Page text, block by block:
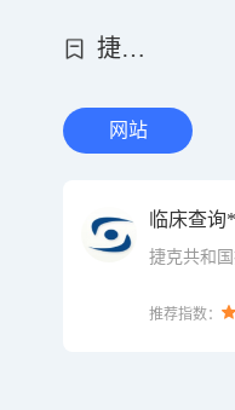
捷克共和国
网站
临床查询
捷克共和
推荐指数：